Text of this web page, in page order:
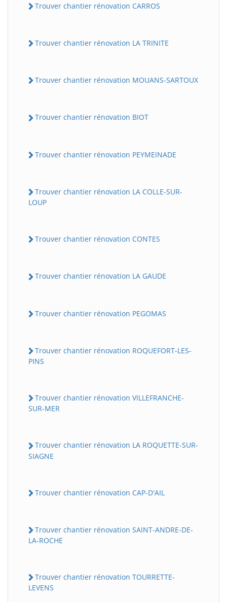
Trouver chantier rénovation CARROS
Trouver chantier rénovation LA TRINITE
Trouver chantier rénovation MOUANS-SARTOUX
Trouver chantier rénovation BIOT
Trouver chantier rénovation PEYMEINADE
Trouver chantier rénovation LA COLLE-SUR-
LOUP
Trouver chantier rénovation CONTES
Trouver chantier rénovation LA GAUDE
Trouver chantier rénovation PEGOMAS
Trouver chantier rénovation ROQUEFORT-LES-
PINS
Trouver chantier rénovation VILLEFRANCHE-
SUR-MER
Trouver chantier rénovation LA ROQUETTE-SUR-
SIAGNE
Trouver chantier rénovation CAP-D'AIL
Trouver chantier rénovation SAINT-ANDRE-DE-
LA-ROCHE
Trouver chantier rénovation TOURRETTE-
LEVENS